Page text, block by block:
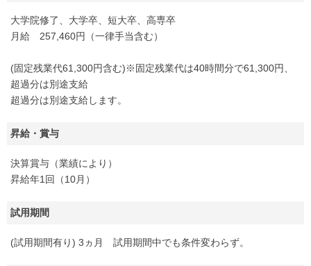
大学院修了、大学卒、短大卒、高専卒
月給 257,460円（一律手当含む）
(固定残業代61,300円含む)※固定残業代は40時間分で61,300円、
超過分は別途支給
超過分は別途支給します。
昇給・賞与
決算賞与（業績により）
昇給年1回（10月）
試用期間
(試用期間有り) 3ヵ月 試用期間中でも条件変わらず。